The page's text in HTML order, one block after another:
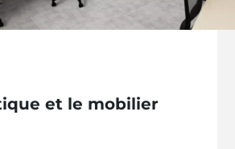
et le mobilier